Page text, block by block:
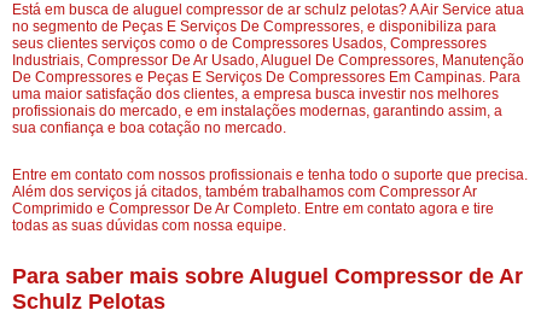
Está em busca de aluguel compressor de ar schulz pelotas? A Air Service atua
no segmento de Peças E Serviços De Compressores, e disponibiliza para
seus clientes serviços como o de Compressores Usados, Compressores
Industriais, Compressor De Ar Usado, Aluguel De Compressores, Manutenção
De Compressores e Peças E Serviços De Compressores Em Campinas. Para
uma maior satisfação dos clientes, a empresa busca investir nos melhores
profissionais do mercado, e em instalações modernas, garantindo assim, a
sua confiança e boa cotação no mercado.
Entre em contato com nossos profissionais e tenha todo o suporte que precisa.
Além dos serviços já citados, também trabalhamos com Compressor Ar
Comprimido e Compressor De Ar Completo. Entre em contato agora e tire
todas as suas dúvidas com nossa equipe.
Para saber mais sobre Aluguel Compressor de Ar
Schulz Pelotas